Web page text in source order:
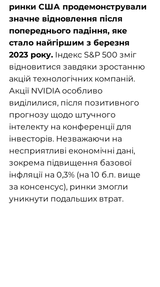
ринки США продемонстрували
значне відновлення після
попереднього падіння, яке
стало найгіршим з березня
2023 року. Індекс S&P 500 зміг
відновитися завдяки зростанню
акцій технологічних компаній.
Акції NVIDIA особливо
виділилися, після позитивного
прогнозу щодо штучного
інтелекту на конференції для
інвесторів. Незважаючи на
несприятливі економічні дані,
зокрема підвищення базової
інфляції на 0,3% (на 10 б.п. вище
за консенсус), ринки змогли
уникнути подальших втрат.